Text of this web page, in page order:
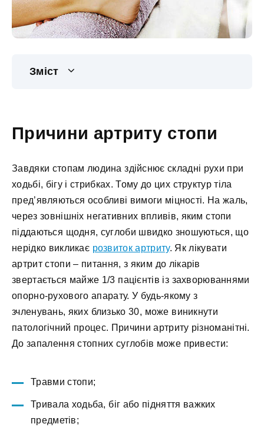
Зміст
Причини артриту стопи
Завдяки стопам людина здійснює складні рухи при
ходьбі, бігу і стрибках. Тому до цих структур тіла
пред’являються особливі вимоги міцності. На жаль,
через зовнішніх негативних впливів, яким стопи
піддаються щодня, суглоби швидко зношуються, що
нерідко викликає розвиток артриту. Як лікувати
артрит стопи – питання, з яким до лікарів
звертається майже 1/3 пацієнтів із захворюваннями
опорно-рухового апарату. У будь-якому з
зчленувань, яких близько 30, може виникнути
патологічний процес. Причини артриту різноманітні.
До запалення стопних суглобів може привести:
Травми стопи;
Тривала ходьба, біг або підняття важких
предметів;